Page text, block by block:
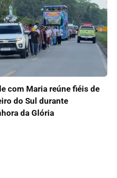
com Maria reúne fiéis de
do Sul durante
da Glória